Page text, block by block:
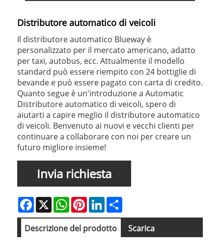
Distributore automatico di veicoli
Il distributore automatico Blueway è
personalizzato per il mercato americano, adatto
per taxi, autobus, ecc. Attualmente il modello
standard può essere riempito con 24 bottiglie di
bevande e può essere pagato con carta di credito.
Quanto segue è un'introduzione a Automatic
Distributore automatico di veicoli, spero di
aiutarti a capire meglio il distributore automatico
di veicoli. Benvenuto ai nuovi e vecchi clienti per
continuare a collaborare con noi per creare un
futuro migliore insieme!
Invia richiesta
Facebook
X WhatsAppPinterestLinkedIn
Descrizione del prodotto Scarica